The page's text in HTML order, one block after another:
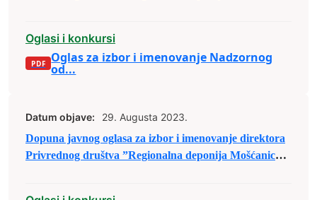
Oglasi i konkursi
Oglas za izbor i imenovanje Nadzornog
od...
Datum objave:
29. Augusta 2023.
Dopuna javnog oglasa za izbor i imenovanje direktora
Privrednog društva ”Regionalna deponija Mošćanica”